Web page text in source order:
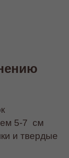
5-7 см
и твердые